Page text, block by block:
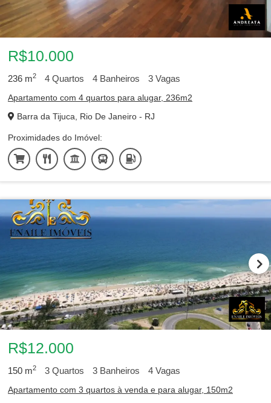
R$10.000
236 m2 4 Quartos 4 Banheiros 3 Vagas
Apartamento com 4 quartos para alugar, 236m2
Barra da Tijuca, Rio De Janeiro - RJ
Proximidades do Imóvel:
R$12.000
150 m2 3 Quartos 3 Banheiros 4 Vagas
Apartamento com 3 quartos à venda e para alugar, 150m2